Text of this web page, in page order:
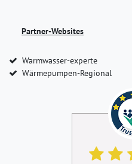
Partner-Websites
Warmwasser-experte
Wärmepumpen-Regional